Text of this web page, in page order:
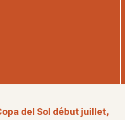
del Sol début juillet,